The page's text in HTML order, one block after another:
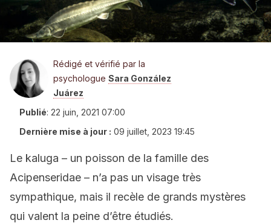
Rédigé et vérifié par la
psychologue Sara González
Juárez
Publié: 22 juin, 2021 07:00
Dernière mise à jour : 09 juillet, 2023 19:45
Le kaluga – un poisson de la famille des
Acipenseridae – n’a pas un visage très
sympathique, mais il recèle de grands mystères
qui valent la peine d’être étudiés.